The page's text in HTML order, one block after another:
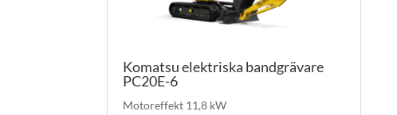
Komatsu elektriska bandgrävare
PC20E-6
Motoreffekt 11,8 kW